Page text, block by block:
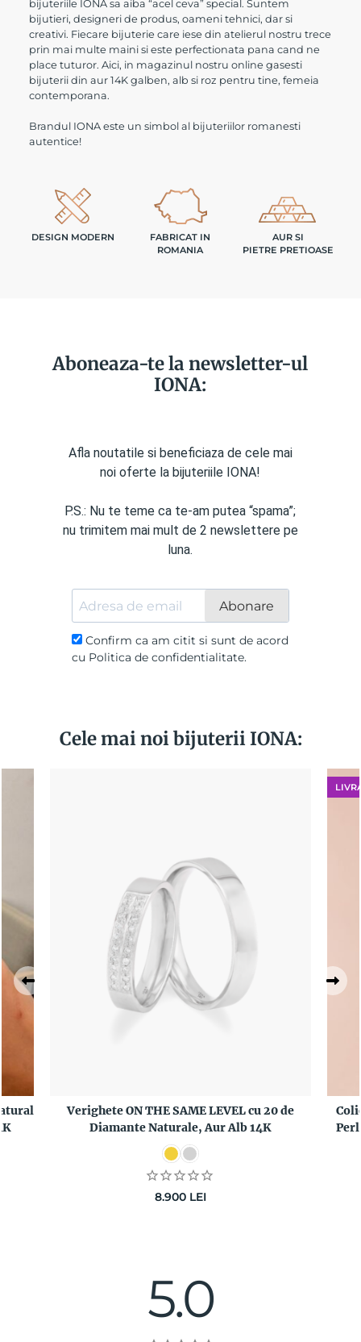
bijuteriile IONA sa aiba “acel ceva” special. Suntem
bijutieri, designeri de produs, oameni tehnici, dar si
creativi. Fiecare bijuterie care iese din atelierul nostru trece
prin mai multe maini si este perfectionata pana cand ne
place tuturor. Aici, in magazinul nostru online gasesti
bijuterii din aur 14K galben, alb si roz pentru tine, femeia
contemporana.
Brandul IONA este un simbol al bijuteriilor romanesti
autentice!
DESIGN MODERN
FABRICAT IN
ROMANIA
AUR SI
PIETRE PRETIOASE
Aboneaza-te la newsletter-ul
IONA:
Afla noutatile si beneficiaza de cele mai
noi oferte la bijuteriile IONA!
P.S.: Nu te teme ca te-am putea “spama”;
nu trimitem mai mult de 2 newslettere pe
luna.
Abonare
Confirm ca am citit si sunt de acord
cu Politica de confidentialitate.
Cele mai noi bijuterii IONA:
Verighete ON THE SAME LEVEL cu 20 de
Diamante Naturale, Aur Alb 14K
8.900 LEI
5.0